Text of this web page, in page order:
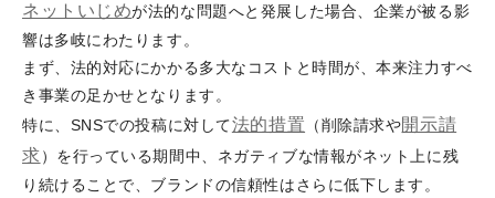
ネットいじめが法的な問題へと発展した場合、企業が被る影
響は多岐にわたります。
まず、法的対応にかかる多大なコストと時間が、本来注力すべ
き事業の足かせとなります。
特に、SNSでの投稿に対して法的措置 （削除請求や開示請
求）を行っている期間中、ネガティブな情報がネット上に残
り続けることで、ブランドの信頼性はさらに低下します。